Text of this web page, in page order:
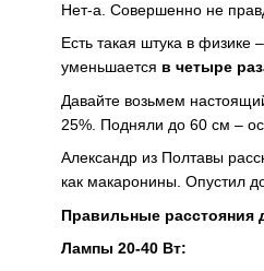
Нет-а. Совершенно не
Есть такая штука в физике
уменьшается в четыре
Давайте возьмем
25%. Подняли до 60 см –
Александр из Полтавы
как макаронины. Опустил
Правильные расстояния
Лампы 20-40 Вт: